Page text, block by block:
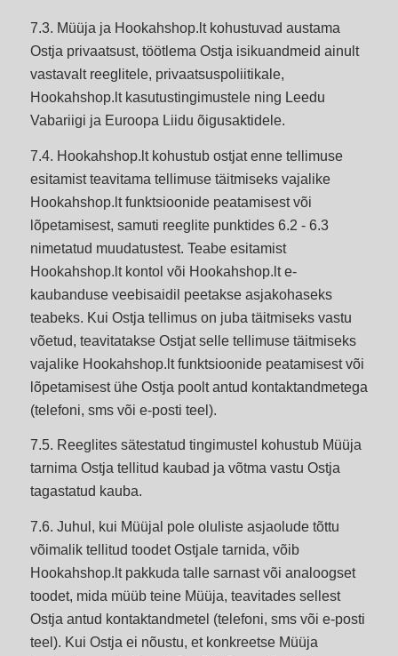
7.3. Müüja ja Hookahshop.lt kohustuvad austama
Ostja privaatsust, töötlema Ostja isikuandmeid ainult
vastavalt reeglitele, privaatsuspoliitikale,
Hookahshop.lt kasutustingimustele ning Leedu
Vabariigi ja Euroopa Liidu õigusaktidele.
7.4. Hookahshop.lt kohustub ostjat enne tellimuse
esitamist teavitama tellimuse täitmiseks vajalike
Hookahshop.lt funktsioonide peatamisest või
lõpetamisest, samuti reeglite punktides 6.2 - 6.3
nimetatud muudatustest. Teabe esitamist
Hookahshop.lt kontol või Hookahshop.lt e-
kaubanduse veebisaidil peetakse asjakohaseks
teabeks. Kui Ostja tellimus on juba täitmiseks vastu
võetud, teavitatakse Ostjat selle tellimuse täitmiseks
vajalike Hookahshop.lt funktsioonide peatamisest või
lõpetamisest ühe Ostja poolt antud kontaktandmetega
(telefoni, sms või e-posti teel).
7.5. Reeglites sätestatud tingimustel kohustub Müüja
tarnima Ostja tellitud kaubad ja võtma vastu Ostja
tagastatud kauba.
7.6. Juhul, kui Müüjal pole oluliste asjaolude tõttu
võimalik tellitud toodet Ostjale tarnida, võib
Hookahshop.lt pakkuda talle sarnast või analoogset
toodet, mida müüb teine Müüja, teavitades sellest
Ostja antud kontaktandmetel (telefoni, sms või e-posti
teel). Kui Ostja ei nõustu, et konkreetse Müüja